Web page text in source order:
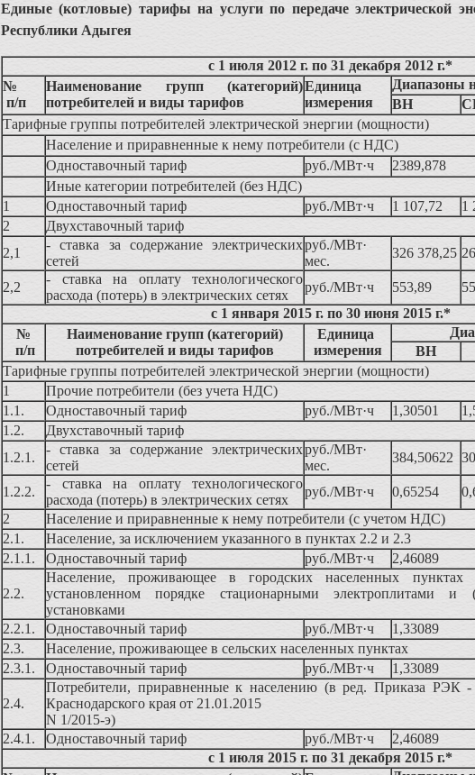
Единые (котловые) тарифы на услуги по передаче электрической
Республики Адыгея
с 1 июля 2012 г. по 31 декабря 2012 г.*
№
п/п
Наименование групп (категорий)
потребителей и виды тарифов
Единица
измерения
Диапазоны
ВН
Тарифные группы потребителей электрической энергии (мощности)
Население и приравненные к нему потребители (с НДС)
Одноставочный тариф
руб./МВт·ч
2389,878
Иные категории потребителей (без НДС)
1
Одноставочный тариф руб./МВт·ч 1 107,72 1
2
Двухставочный тариф
2,1
- ставка за содержание электрических
сетей
руб./МВт·
мес.
326 378,25
2,2
- ставка на оплату технологического
расхода (потерь) в электрических сетях
руб./МВт·ч 553,89
с 1 января 2015 г. по 30 июня 2015 г.*
№
п/п
Наименование групп (категорий)
потребителей и виды тарифов
Единица
измерения
ВН
Тарифные группы потребителей электрической энергии (мощности)
1
Прочие потребители (без учета НДС)
1.1.
Одноставочный тариф руб./МВт·ч 1,30501
1.2.
Двухставочный тариф
1.2.1.
- ставка за содержание электрических
сетей
руб./МВт·
мес.
384,50622
1.2.2.
- ставка на оплату технологического
расхода (потерь) в электрических сетях
руб./МВт·ч 0,65254
2
Население и приравненные к нему потребители (с учетом НДС)
2.1.
Население, за исключением указанного в пунктах 2.2 и 2.3
2.1.1.
Одноставочный тариф руб./МВт·ч 2,46089
2.2.
Население, проживающее в городских населенных
установленном порядке стационарными электроплитами и
установками
2.2.1.
Одноставочный тариф руб./МВт·ч
1,33089
2.3.
Население, проживающее в сельских населенных пунктах
2.3.1.
Одноставочный тариф руб./МВт·ч 1,33089
2.4.
Потребители, приравненные к населению (в ред. Приказа РЭК -
Краснодарского края от 21.01.2015
N 1/2015-э)
2.4.1.
Одноставочный тариф руб./МВт·ч
2,46089
с 1 июля 2015 г. по 31 декабря 2015 г.*